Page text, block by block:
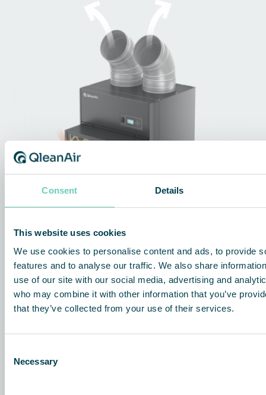
Consent Details
This website uses cookies
We use cookies to personalise content and ads, to provide
features and to analyse our traffic. We also share
use of our site with our social media, advertising and
who may combine it with other information that you’ve
that they’ve collected from your use of their services.
Selection
Necessary
De FS 70 Pocket Filter heeft een grote luchtinlaat aan de